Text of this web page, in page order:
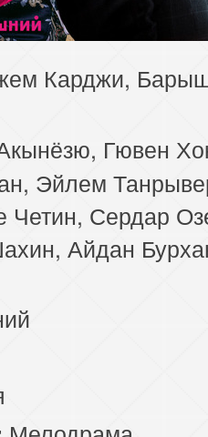
131 серия
139 серия
143 серия
Карджи,
Гювен
Эйлем
Четин, Сердар
Айдан